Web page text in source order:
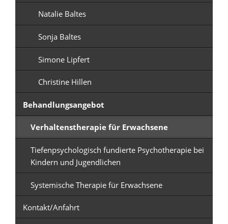
Natalie Baltes
Sonja Baltes
Simone Lipfert
Christine Hillen
Behandlungsangebot
Verhaltenstherapie für Erwachsene
Tiefenpsychologisch fundierte Psychotherapie bei
Kindern und Jugendlichen
Systemische Therapie für Erwachsene
Kontakt/Anfahrt